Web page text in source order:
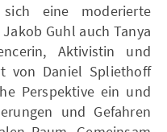
eine moderierte
Guhl auch Tanya
Aktivistin und
von Daniel Spliethoff
Perspektive ein und
und Gefahren